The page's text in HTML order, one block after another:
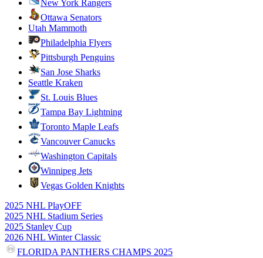
New York Rangers
Ottawa Senators
Utah Mammoth
Philadelphia Flyers
Pittsburgh Penguins
San Jose Sharks
Seattle Kraken
St. Louis Blues
Tampa Bay Lightning
Toronto Maple Leafs
Vancouver Canucks
Washington Capitals
Winnipeg Jets
Vegas Golden Knights
2025 NHL PlayOFF
2025 NHL Stadium Series
2025 Stanley Cup
2026 NHL Winter Classic
FLORIDA PANTHERS CHAMPS 2025